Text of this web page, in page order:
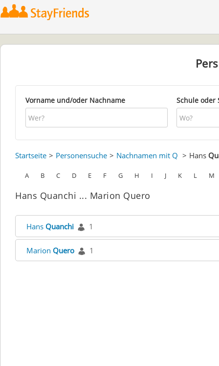
Vorname und/oder Nachname Schule oder
Startseite Personensuche Nachnamen mit Q Hans
A B C D E F G H I J K L M
Hans Quanchi ... Marion Quero
Hans Quanchi 1
Marion Quero 1